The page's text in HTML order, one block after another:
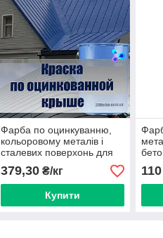
Фарба по оцинкуванню,
кольоровому металів і
сталевих поверхонь для
фарба з оцинкованої дахів
379,30₴/кг
Купити
110